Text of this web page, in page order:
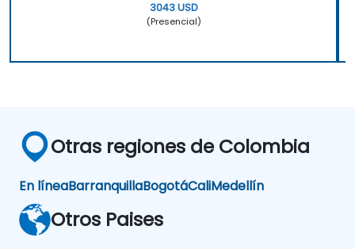
3043 USD
(Presencial)
Otras regiones de Colombia
En líneaBarranquillaBogotáCaliMedellín
Otros Paises